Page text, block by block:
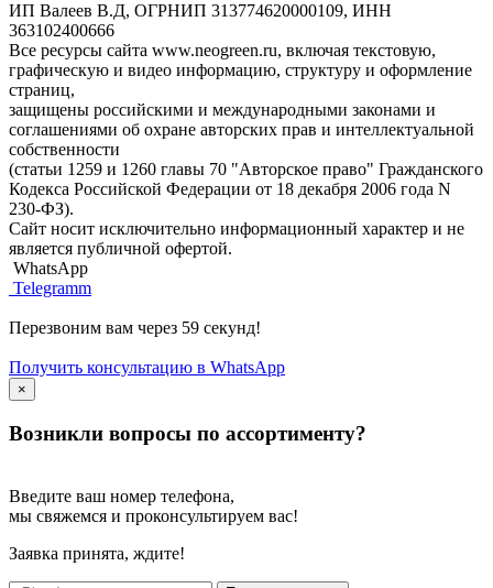
ИП Валеев В.Д, ОГРНИП 313774620000109, ИНН
363102400666
Все ресурсы сайта www.neogreen.ru, включая текстовую,
графическую и видео информацию, структуру и оформление
страниц,
защищены российскими и международными законами и
соглашениями об охране авторских прав и интеллектуальной
собственности
(статьи 1259 и 1260 главы 70 "Авторское право" Гражданского
Кодекса Российской Федерации от 18 декабря 2006 года N
230-ФЗ).
Сайт носит исключительно информационный характер и не
является публичной офертой.
WhatsApp
Telegramm
Перезвоним вам через 59 секунд!
Получить консультацию в WhatsApp
×
Возникли вопросы по ассортименту?
Введите ваш номер телефона,
мы свяжемся и проконсультируем вас!
Заявка принята, ждите!